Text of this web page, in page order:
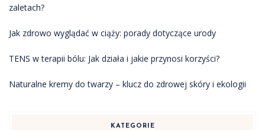
zaletach?
Jak zdrowo wyglądać w ciąży: porady dotyczące urody
TENS w terapii bólu: Jak działa i jakie przynosi korzyści?
Naturalne kremy do twarzy – klucz do zdrowej skóry i ekologii
KATEGORIE